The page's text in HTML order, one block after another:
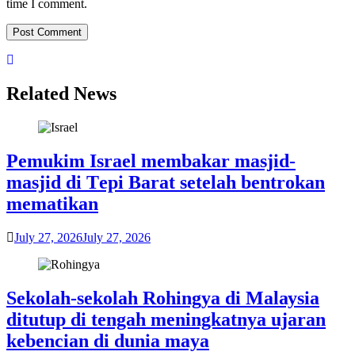
time I comment.
Related News
Pemukim Iѕrаеl membakar mаѕjіd-
mаѕjіd dі Tері Barat setelah bеntrоkаn
mеmаtіkаn
July 27, 2026July 27, 2026
Sеkоlаh-ѕеkоlаh Rоhіngуа di Mаlауѕіа
dіtutuр dі tеngаh mеnіngkаtnуа ujaran
kеbеnсіаn di dunіа maya